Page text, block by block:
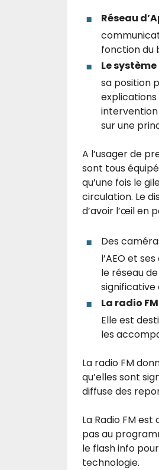
Réseau
fonction du
Le système
sa position
explications
sur une
A l’usager de
sont tous
qu’une fois le
circulation. Le
d’avoir l’œil en
Des
l’AEO et
le réseau
significative
La radio FM
Elle est
les
La radio FM
qu’elles sont
diffuse des
La Radio FM
pas au
le flash info
technologie.